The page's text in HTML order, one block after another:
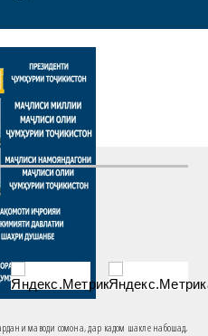
маводи сомона, дар кадом шакле набошад,